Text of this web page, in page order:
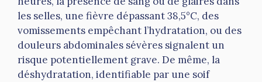
les selles, une fièvre dépassant 38,5°C, des
vomissements empêchant l’hydratation, ou des
douleurs abdominales sévères signalent un
risque potentiellement grave. De même, la
déshydratation, identifiable par une soif